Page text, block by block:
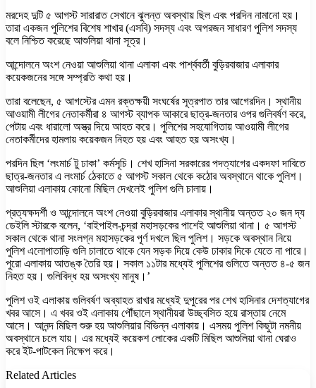
মরদেহ দুটি ৫ আগস্ট সারারাত সেখানে ঝুলন্ত অবস্থায় ছিল এবং পরদিন নামানো হয়।
তারা একজন পুলিশের বিশেষ শাখার (এসবি) সদস্য এবং অপরজন সাধারণ পুলিশ সদস্য
বলে নিশ্চিত করেছে আশুলিয়া থানা সূত্র।
আন্দোলনে অংশ নেওয়া আশুলিয়া থানা এলাকা এবং পার্শ্ববর্তী বুড়িরবাজার এলাকার
কয়েকজনের সঙ্গে সম্প্রতি কথা হয়।
তারা বলেছেন, ৫ আগস্টের এমন রক্তক্ষয়ী সংঘর্ষের সূত্রপাত তার আগেরদিন। স্থানীয়
আওয়ামী লীগের নেতাকর্মীরা ৪ আগস্ট ব্যাপক আকারে ছাত্র-জনতার ওপর গুলিবর্ষণ করে,
পেটায় এবং ধারালো অস্ত্র দিয়ে আহত করে। পুলিশের সহযোগিতায় আওয়ামী লীগের
নেতাকর্মীদের হামলায় কয়েকজন নিহত হয় এবং আহত হয় অসংখ্য।
পরদিন ছিল ‘লংমার্চ টু ঢাকা’ কর্মসূচি। শেখ হাসিনা সরকারের পদত্যাগের একদফা দাবিতে
ছাত্র-জনতার এ লংমার্চ ঠেকাতে ৫ আগস্ট সকাল থেকে কঠোর অবস্থানে থাকে পুলিশ।
আশুলিয়া এলাকায় কোনো মিছিল দেখলেই পুলিশ গুলি চালায়।
প্রত্যক্ষদর্শী ও আন্দোলনে অংশ নেওয়া বুড়িরবাজার এলাকার স্থানীয় অন্তত ২০ জন দ্য
ডেইলি স্টারকে বলেন, ‘বাইপাইল-চন্দ্রা মহাসড়কের পাশেই আশুলিয়া থানা। ৫ আগস্ট
সকাল থেকে থানা সংলগ্ন মহাসড়কের পূর্ণ দখলে ছিল পুলিশ। সড়কে অবস্থান নিয়ে
পুলিশ এলোপাতাড়ি গুলি চালাতে থাকে যেন সড়ক দিয়ে কেউ ঢাকার দিকে যেতে না পারে।
পুরো এলাকায় আতঙ্ক তৈরি হয়। সকাল ১১টার মধ্যেই পুলিশের গুলিতে অন্তত ৪-৫ জন
নিহত হয়। গুলিবিদ্ধ হয় অসংখ্য মানুষ।’
পুলিশ ওই এলাকায় গুলিবর্ষণ অব্যাহত রাখার মধ্যেই দুপুরের পর শেখ হাসিনার দেশত্যাগের
খবর আসে। এ খবর ওই এলাকায় পৌঁছালে স্থানীয়রা উচ্ছ্বসিত হয়ে রাস্তায় নেমে
আসে। আনন্দ মিছিল শুরু হয় আশুলিয়ার বিভিন্ন এলাকায়। এসময় পুলিশ কিছুটা নমনীয়
অবস্থানে চলে যায়। এর মধ্যেই কয়েকশ লোকের একটি মিছিল আশুলিয়া থানা ঘেরাও
করে ইট-পাটকেল নিক্ষেপ করে।
Related Articles